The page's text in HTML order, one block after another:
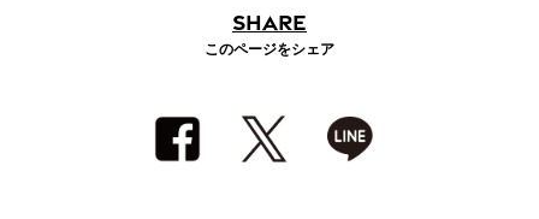
SHARE
このページをシェア